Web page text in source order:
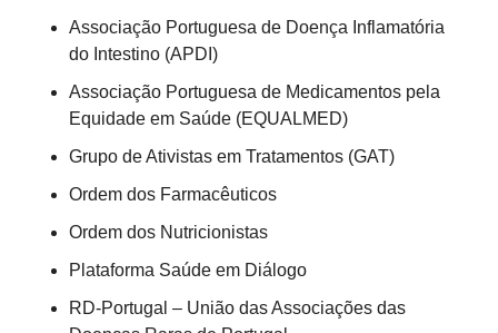
Associação Portuguesa de Doença Inflamatória
do Intestino (APDI)
Associação Portuguesa de Medicamentos pela
Equidade em Saúde (EQUALMED)
Grupo de Ativistas em Tratamentos (GAT)
Ordem dos Farmacêuticos
Ordem dos Nutricionistas
Plataforma Saúde em Diálogo
RD-Portugal – União das Associações das